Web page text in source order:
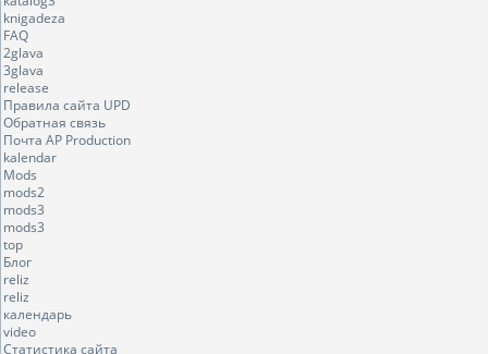
knigadeza
FAQ
2glava
3glava
release
Правила сайта UPD
Обратная связь
Почта AP Production
kalendar
Mods
mods2
mods3
mods3
top
Блог
reliz
reliz
календарь
video
Статистика сайта